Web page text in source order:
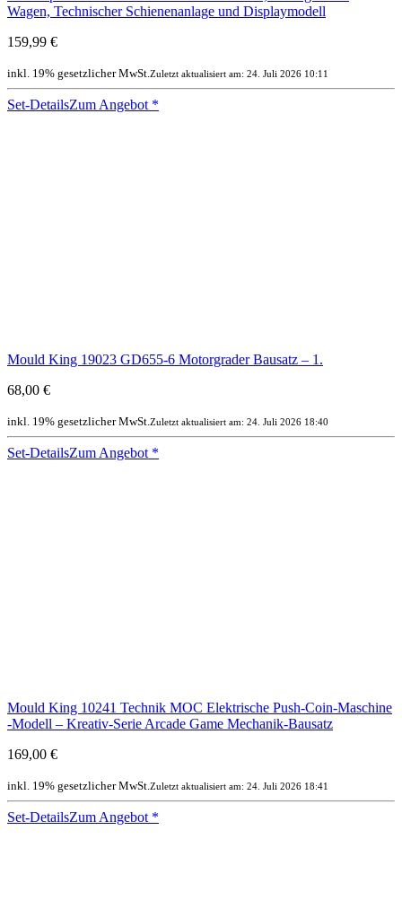
Wagen, Technischer Schienenanlage und Displaymodell
159,99 €
inkl. 19% gesetzlicher MwSt.Zuletzt aktualisiert am: 24. Juli 2026 10:11
Set-DetailsZum Angebot *
Mould King 19023 GD655-6 Motorgrader Bausatz – 1.
68,00 €
inkl. 19% gesetzlicher MwSt.Zuletzt aktualisiert am: 24. Juli 2026 18:40
Set-DetailsZum Angebot *
Mould King 10241 Technik MOC Elektrische Push-Coin-Maschine
-Modell – Kreativ-Serie Arcade Game Mechanik-Bausatz
169,00 €
inkl. 19% gesetzlicher MwSt.Zuletzt aktualisiert am: 24. Juli 2026 18:41
Set-DetailsZum Angebot *